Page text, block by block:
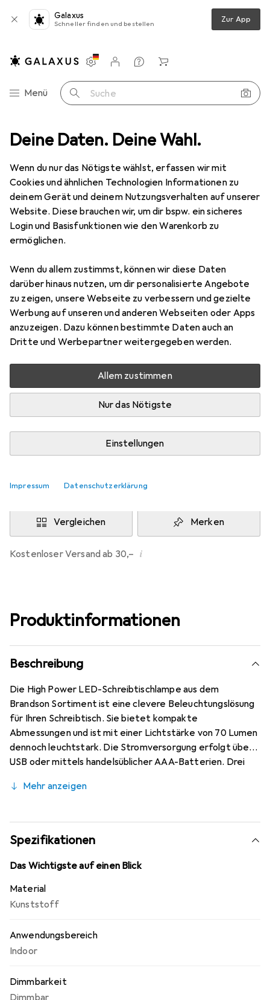
Deine Daten. Deine Wahl.
Wenn du nur das Nötigste wählst, erfassen wir mit
Cookies und ähnlichen Technologien Informationen zu
deinem Gerät und deinem Nutzungsverhalten auf unserer
Website. Diese brauchen wir, um dir bspw. ein sicheres
Login und Basisfunktionen wie den Warenkorb zu
ermöglichen.
Wenn du allem zustimmst, können wir diese Daten
darüber hinaus nutzen, um dir personalisierte Angebote
zu zeigen, unsere Webseite zu verbessern und gezielte
Werbung auf unseren und anderen Webseiten oder Apps
anzuzeigen. Dazu können bestimmte Daten auch an
Dritte und Werbepartner weitergegeben werden.
Allem zustimmen
Nur das Nötigste
Einstellungen
Impressum Datenschutzerklärung
Galaxus
Schneller finden und bestellen Zur App
Navigation nach Kategorien
Menü Suche
Einstellungen
Kundenkonto
Vergleichslisten
Merklisten
Warenkorb
Innenbeleuchtung Tischlampe Brandson Schreibtischlampe
5 Bilder
BrandsonSchreibtischlampe
EUR
14,95
3
Bewertungen Marke
Mehr von Brandson
Mehr als 10 Stück an Lager beim Drittanbieter
Lieferort angeben für genaue Lieferzeit
Ganz Einfach GmbHDE
In den Warenkorb
Vergleichen Merken
Kostenloser Versand ab 30,– i
Produktinformationen
Beschreibung
Die High Power LED-Schreibtischlampe aus dem
Brandson Sortiment ist eine clevere Beleuchtungslösung
für Ihren Schreibtisch. Sie bietet kompakte
Abmessungen und ist mit einer Lichtstärke von 70 Lumen
dennoch leuchtstark. Die Stromversorgung erfolgt über
USB oder mittels handelsüblicher AAA-Batterien. Drei
sorgen für eine angenehme Beleuchtung ganz nach Ihren
von einem geringen Energieverbrauch. Die verbauten
LEDs benötigen lediglich 3 Watt und bietet eine deutlich
längere Lebensdauer als herkömmliche Glühlampen. Mit
ihrem eleganten Design setzt die LED-Tischleuchte auch
Mehr anzeigen
Spezifikationen
Das Wichtigste auf einen Blick
Material
Kunststoff
Anwendungsbereich
Indoor
Dimmbarkeit
Dimmbar